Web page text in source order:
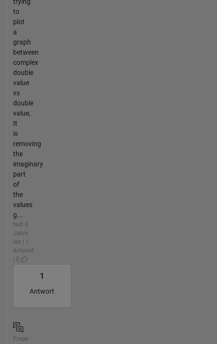
trying
to
plot
a
graph
between
complex
double
value
vs
double
value,
It
is
removing
the
imaginary
part
of
the
values
g...
fast 4
Jahre
vor | 1
Antwort
| 0
1
Antwort
Frage